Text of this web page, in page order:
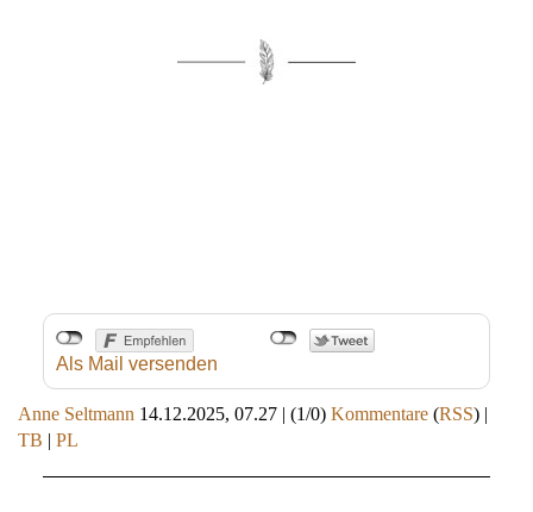
Als Mail versenden
Anne Seltmann 14.12.2025, 07.27 | (1/0) Kommentare (RSS) |
TB | PL